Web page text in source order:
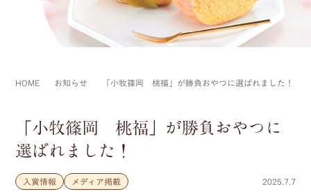
HOME お知らせ 「小牧篠岡 桃福」が勝負おやつに選ばれました！
「小牧篠岡 桃福」が勝負おやつに
選ばれました！
入賞情報 メディア掲載 2025.7.7